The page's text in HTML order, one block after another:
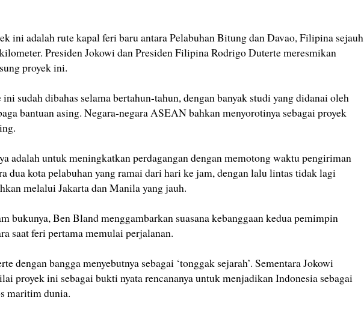
ini adalah rute kapal feri baru antara Pelabuhan Bitung dan Davao, Filipina sejauh
Presiden Jokowi dan Presiden Filipina Rodrigo Duterte meresmikan
proyek ini.
ini sudah dibahas selama bertahun-tahun, dengan banyak studi yang didanai oleh
bantuan asing. Negara-negara ASEAN bahkan menyorotinya sebagai proyek
adalah untuk meningkatkan perdagangan dengan memotong waktu pengiriman
dua kota pelabuhan yang ramai dari hari ke jam, dengan lalu lintas tidak lagi
melalui Jakarta dan Manila yang jauh.
bukunya, Ben Bland menggambarkan suasana kebanggaan kedua pemimpin
saat feri pertama memulai perjalanan.
dengan bangga menyebutnya sebagai ‘tonggak sejarah’. Sementara Jokowi
proyek ini sebagai bukti nyata rencananya untuk menjadikan Indonesia sebagai
maritim dunia.